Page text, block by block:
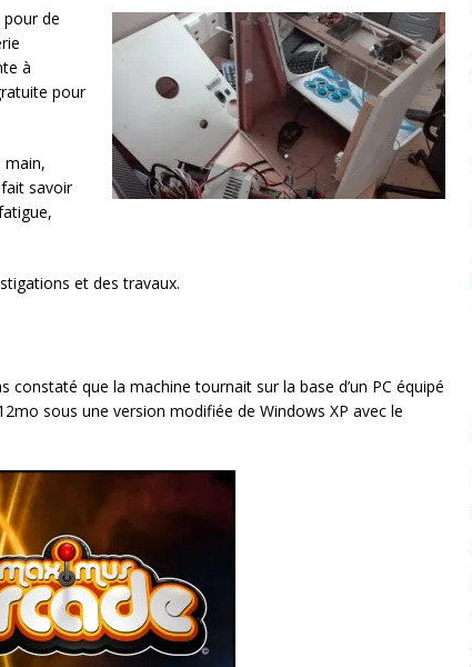
de
à
pour
main,
savoir
et des travaux.
constaté que la machine tournait sur la base d’un PC équipé
sous une version modifiée de Windows XP avec le